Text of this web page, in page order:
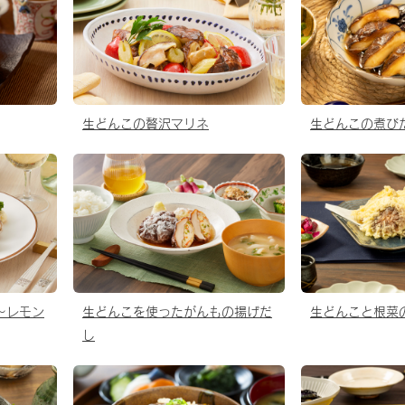
生どんこの贅沢マリネ 生どんこの煮び
レモン
生どんこを使ったがんもの揚げだ
し
生どんこと根菜